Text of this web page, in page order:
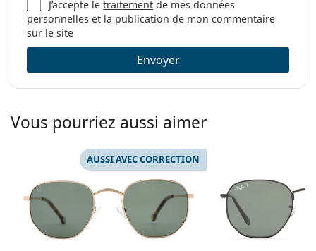
J’accepte letraitement de mes données
personnelles et la publication de mon commentaire
sur le site
Envoyer
Vous pourriez aussi aimer
AUSSI AVEC CORRECTION